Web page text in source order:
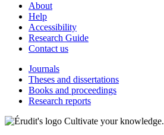
About
Help
Accessibility
Research Guide
Contact us
Journals
Theses and dissertations
Books and proceedings
Research reports
Cultivate your knowledge.